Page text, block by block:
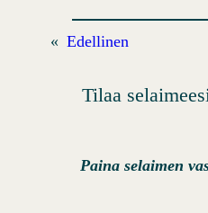
« Edellinen
Tilaa
Paina selaimen